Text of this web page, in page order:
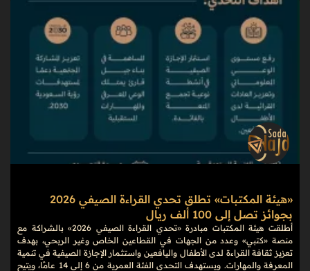
«هيئة المكتبات» تطلق تحدي القراءة الصيفي 2026
بجوائز تصل إلى 100 ألف ريال
أطلقت هيئة المكتبات مبادرة «تحدي القراءة الصيفي 2026» بالشراكة مع
منصة «كتبي» وعدد من الجهات في القطاعين الخاص وغير الربحي، بهدف
تعزيز ثقافة القراءة لدى الأطفال واليافعين واستثمار الإجازة الصيفية في تنمية
المعرفة والمهارات. ويستهدف التحدي الفئة العمرية من 6 إلى 14 عامًا، ويتيح